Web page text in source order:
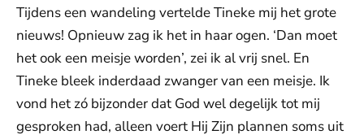
Tijdens een wandeling vertelde Tineke mij het grote
nieuws! Opnieuw zag ik het in haar ogen. ‘Dan moet
het ook een meisje worden’, zei ik al vrij snel. En
Tineke bleek inderdaad zwanger van een meisje. Ik
vond het zó bijzonder dat God wel degelijk tot mij
gesproken had, alleen voert Hij Zijn plannen soms uit